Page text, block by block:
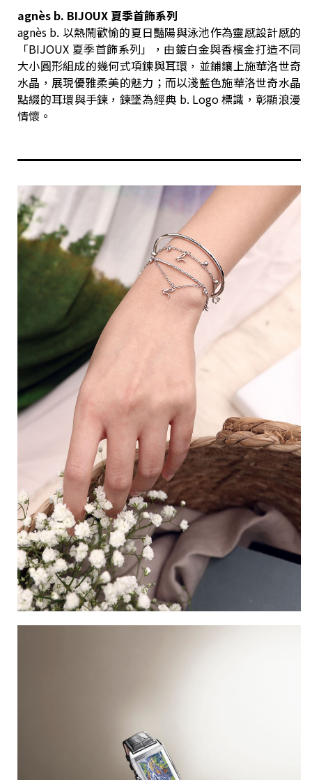
agnès b. BIJOUX 夏季首飾系列
agnès b. 以熱鬧歡愉的夏日豔陽與泳池作為靈感設計感的
「BIJOUX 夏季首飾系列」，由鍍白金與香檳金打造不同
大小圓形組成的幾何式項鍊與耳環，並鋪鑲上施華洛世奇
水晶，展現優雅柔美的魅力；而以淺藍色施華洛世奇水晶
點綴的耳環與手鍊，鍊墜為經典 b. Logo 標識，彰顯浪漫
情懷。